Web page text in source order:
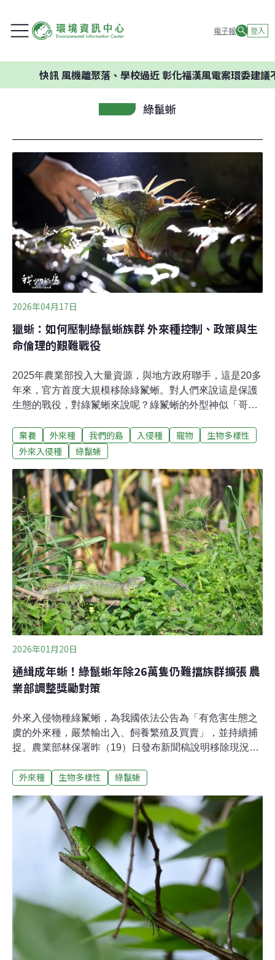
電子報 登入
風機離聚落、學校過近 彰化福漢風電案環委建議不應開發
綠鬣蜥
2026年04月17日
獵蜥：如何壓制綠鬣蜥族群 外來種控制、政策與生
命倫理的艱難戰役
2025年農業部投入大量資源，與地方政府聯手，這是20多
年來，官方首度大規模移除綠鬣蜥。對人們來說這是保護
生態的戰役，對綠鬣蜥來說呢？綠鬣蜥的外型神似「哥吉
難以壓制的入侵物種。從2001年開放進口，到2004年進口
量超過兩萬隻，超過市場需求，大量體弱或賣相差的個體
灣溫暖的氣候與牠們的原生地中南美洲接近，因此牠們在
溪溝、河畔建立族群。成年的綠鬣蜥身長可將近2公尺，
在野外成長到三歲之後幾乎沒有天敵。目前牠們對本土生
態的危害尚不明顯，但對農民的損害卻已浮上檯面。嘉義
八掌溪畔的農友黃先生，一季就有兩千多棵西瓜小苗被綠
鬣蜥啃食殆盡。為了遏止綠鬣蜥族群增長，農業部在2025
年投入大量資源，與地方政府聯手，創下全年移除總量26
萬隻的記錄。其中，屏東縣移除量高達13萬288隻，居全
台之冠。
棄養 外來種 我們的島 入侵種 寵物
生物多樣性
外來入侵種
綠鬣蜥
2026年01月20日
通緝成年蜥！綠鬣蜥年除26萬隻仍難擋族群擴張 農
業部調整獎勵對策
外來入侵物種綠鬣蜥，為我國依法公告為「有危害生態之
虞的外來種，嚴禁輸出入、飼養繁殖及買賣」，並持續捕
捉。農業部林保署昨（19）日發布新聞稿說明移除現況。
而豐碩的成果，仍趕不上綠鬣蜥族群數量成長速度。為
幼體捕捉調降獎勵金，期待遏止族群擴張，為保護農糧生
產及維護生態努力。綠鬣蜥造成入侵事實 瓜果紅豆長不大
過去原為寵物市場寵兒的綠鬣蜥（Iguana iguana），一旦
不慎淪落家庭外，又適應台灣的環境，便不斷擴大勢力，
影響本土原生物種棲地。地方政府反應綠鬣蜥入侵紅豆、
小白菜、絲瓜、南瓜及西瓜田等地，造成農業損害不僅影
響農民生計，也導致糧食缺損。目前綠鬣蜥族群分布仍以
台中為北界，苗栗、新竹地區雖有綠鬣蜥現蹤，仍未有建
立族群的跡象。林保署已將新竹、苗栗列為應加強移除警
戒區，與地方政府密切合作加
外來種 生物多樣性 綠鬣蜥